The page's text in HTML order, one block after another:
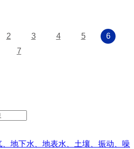
2 3 4 5
6
7
地下水、地表水、土壤、振动、噪